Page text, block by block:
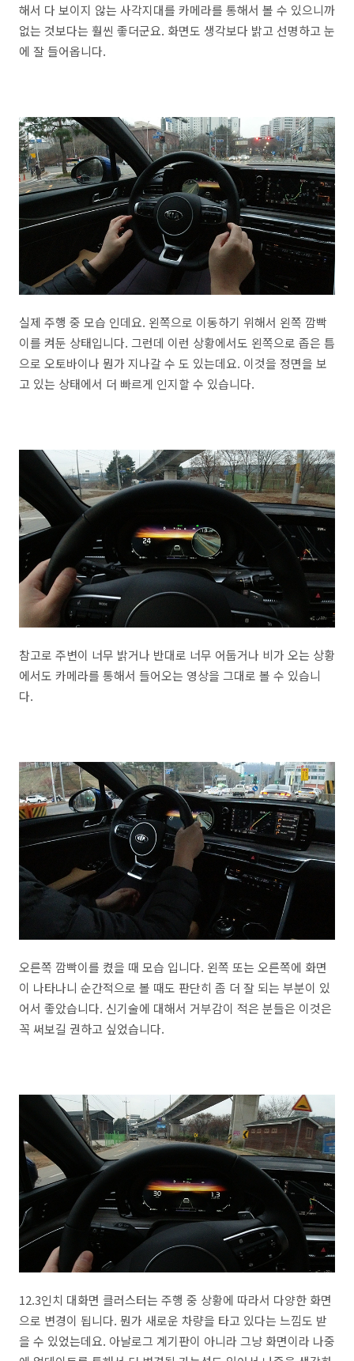
해서 다 보이지 않는 사각지대를 카메라를 통해서 볼 수 있으니까
없는 것보다는 훨씬 좋더군요. 화면도 생각보다 밝고 선명하고 눈
에 잘 들어옵니다.
실제 주행 중 모습 인데요. 왼쪽으로 이동하기 위해서 왼쪽 깜빡
이를 켜둔 상태입니다. 그런데 이런 상황에서도 왼쪽으로 좁은 틈
으로 오토바이나 뭔가 지나갈 수 도 있는데요. 이것을 정면을 보
고 있는 상태에서 더 빠르게 인지할 수 있습니다.
참고로 주변이 너무 밝거나 반대로 너무 어둡거나 비가 오는 상황
에서도 카메라를 통해서 들어오는 영상을 그대로 볼 수 있습니
다.
오른쪽 깜빡이를 켰을 때 모습 입니다. 왼쪽 또는 오른쪽에 화면
이 나타나니 순간적으로 볼 때도 판단히 좀 더 잘 되는 부분이 있
어서 좋았습니다. 신기술에 대해서 거부감이 적은 분들은 이것은
꼭 써보길 권하고 싶었습니다.
12.3인치 대화면 클러스터는 주행 중 상황에 따라서 다양한 화면
으로 변경이 됩니다. 뭔가 새로운 차량을 타고 있다는 느낌도 받
을 수 있었는데요. 아날로그 계기판이 아니라 그냥 화면이라 나중